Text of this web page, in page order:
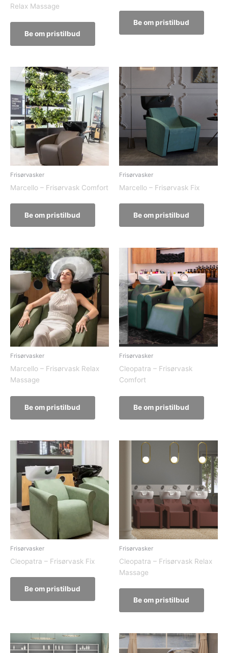
Relax Massage
Be om pristilbud
Be om pristilbud
Frisørvasker
Marcello – Frisørvask Comfort
Be om pristilbud
Frisørvasker
Marcello – Frisørvask Fix
Be om pristilbud
Frisørvasker
Marcello – Frisørvask Relax
Massage
Be om pristilbud
Frisørvasker
Cleopatra – Frisørvask
Comfort
Be om pristilbud
Frisørvasker
Cleopatra – Frisørvask Fix
Be om pristilbud
Frisørvasker
Cleopatra – Frisørvask Relax
Massage
Be om pristilbud